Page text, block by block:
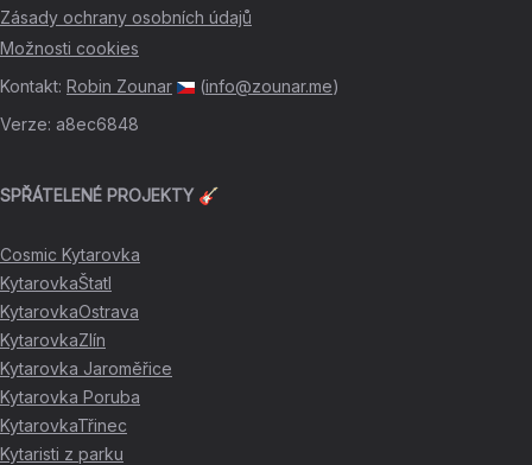
Zásady ochrany osobních údajů
Možnosti cookies
Kontakt: Robin Zounar (info@zounar.me)
Verze: a8ec6848
SPŘÁTELENÉ PROJEKTY 🎸
Cosmic Kytarovka
KytarovkaŠtatl
KytarovkaOstrava
KytarovkaZlín
Kytarovka Jaroměřice
Kytarovka Poruba
KytarovkaTřinec
Kytaristi z parku